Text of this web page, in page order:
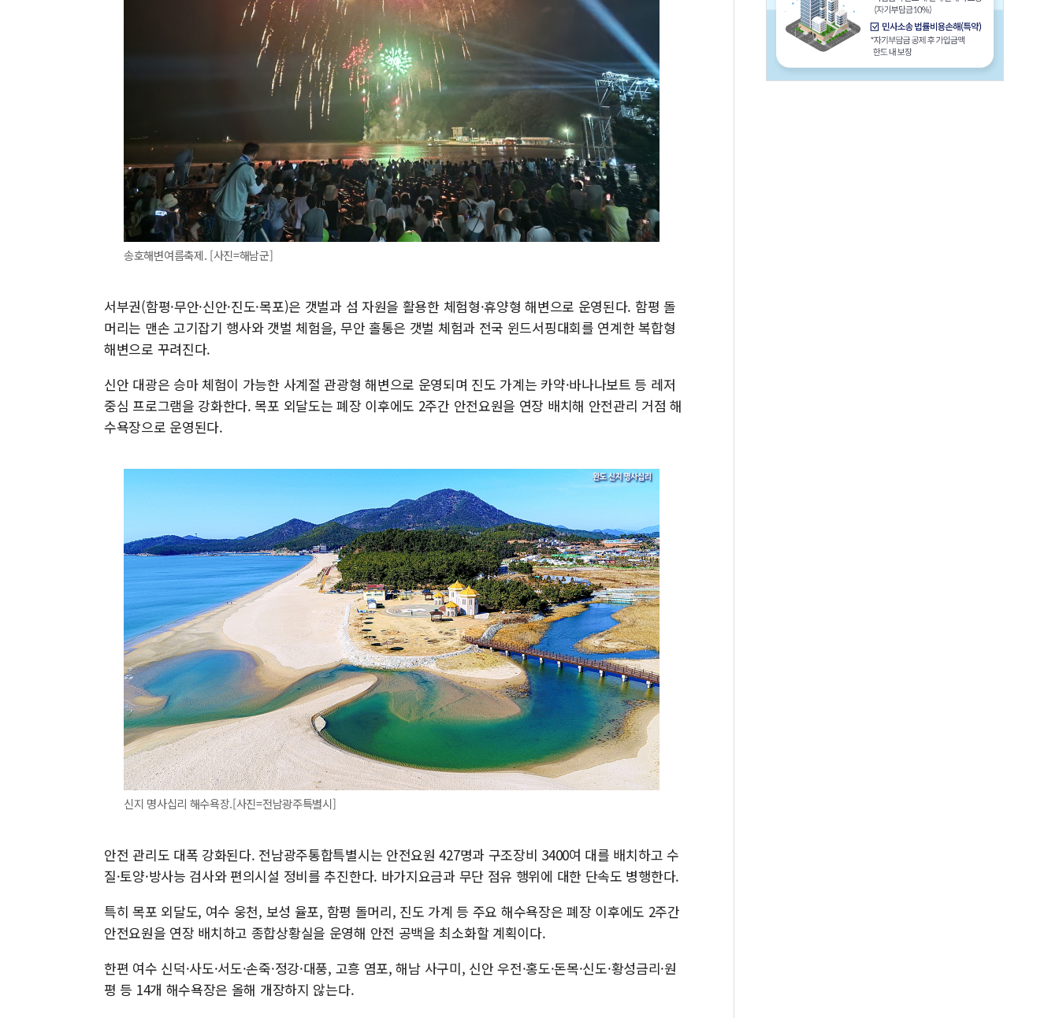
송호해변여름축제. [사진=해남군]
서부권(함평·무안·신안·진도·목포)은 갯벌과 섬 자원을 활용한 체험형·휴양형 해변으로 운영된다. 함평 돌
머리는 맨손 고기잡기 행사와 갯벌 체험을, 무안 홀통은 갯벌 체험과 전국 윈드서핑대회를 연계한 복합형
해변으로 꾸려진다.
신안 대광은 승마 체험이 가능한 사계절 관광형 해변으로 운영되며 진도 가계는 카약·바나나보트 등 레저
중심 프로그램을 강화한다. 목포 외달도는 폐장 이후에도 2주간 안전요원을 연장 배치해 안전관리 거점 해
수욕장으로 운영된다.
신지 명사십리 해수욕장.[사진=전남광주특별시]
안전 관리도 대폭 강화된다. 전남광주통합특별시는 안전요원 427명과 구조장비 3400여 대를 배치하고 수
질·토양·방사능 검사와 편의시설 정비를 추진한다. 바가지요금과 무단 점유 행위에 대한 단속도 병행한다.
특히 목포 외달도, 여수 웅천, 보성 율포, 함평 돌머리, 진도 가계 등 주요 해수욕장은 폐장 이후에도 2주간
안전요원을 연장 배치하고 종합상황실을 운영해 안전 공백을 최소화할 계획이다.
한편 여수 신덕·사도·서도·손죽·정강·대풍, 고흥 염포, 해남 사구미, 신안 우전·홍도·돈목·신도·황성금리·원
평 등 14개 해수욕장은 올해 개장하지 않는다.